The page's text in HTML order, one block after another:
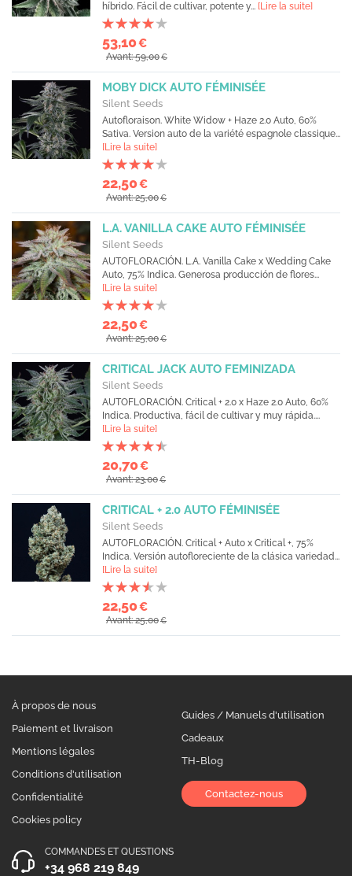
híbrido. Fácil de cultivar, potente y... [Lire la suite]
53,10€
Avant: 59,00€
MOBY DICK AUTO FÉMINISÉE
Silent Seeds
Autofloraison. White Widow + Haze 2.0 Auto, 60%
Sativa. Version auto de la variété espagnole classique...
[Lire la suite]
22,50€
Avant: 25,00€
L.A. VANILLA CAKE AUTO FÉMINISÉE
Silent Seeds
AUTOFLORACIÓN. L.A. Vanilla Cake x Wedding Cake
Auto, 75% Indica. Generosa producción de flores...
[Lire la suite]
22,50€
Avant: 25,00€
CRITICAL JACK AUTO FEMINIZADA
Silent Seeds
AUTOFLORACIÓN. Critical + 2.0 x Haze 2.0 Auto, 60%
Indica. Productiva, fácil de cultivar y muy rápida....
[Lire la suite]
20,70€
Avant: 23,00€
CRITICAL + 2.0 AUTO FÉMINISÉE
Silent Seeds
AUTOFLORACIÓN. Critical + Auto x Critical +, 75%
Indica. Versión autofloreciente de la clásica variedad...
[Lire la suite]
22,50€
Avant: 25,00€
À propos de nous
Paiement et livraison
Mentions légales
Conditions d'utilisation
Confidentialité
Cookies policy
Guides / Manuels d'utilisation
Cadeaux
TH-Blog
Contactez-nous
COMMANDES ET QUESTIONS
+34 968 219 849